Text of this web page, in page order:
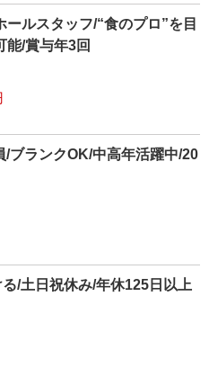
ルスタッフ/“食のプロ”を目
能/賞与年3回
ブランクOK/中高年活躍中/20
/土日祝休み/年休125日以上